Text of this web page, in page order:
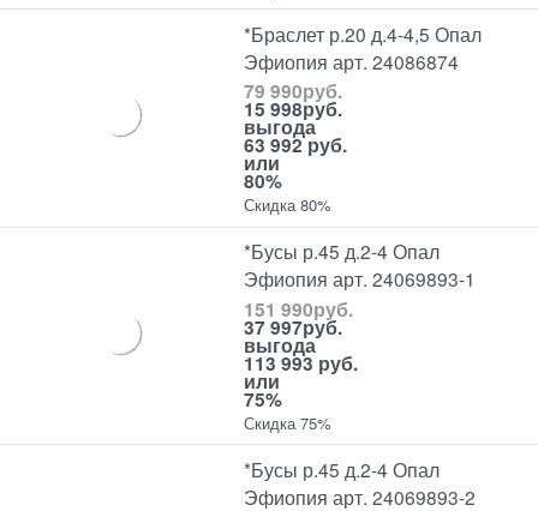
*Браслет р.20 д.4-4,5 Опал
Эфиопия арт. 24086874
79 990руб.
15 998руб.
выгода
63 992 руб.
или
80%
Скидка 80%
*Бусы р.45 д.2-4 Опал
Эфиопия арт. 24069893-1
151 990руб.
37 997руб.
выгода
113 993 руб.
или
75%
Скидка 75%
*Бусы р.45 д.2-4 Опал
Эфиопия арт. 24069893-2